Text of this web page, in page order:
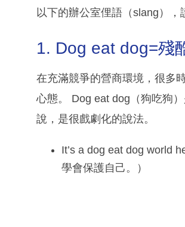
以下的辦公室俚語（slang），
1. Dog eat dog=殘
在充滿競爭的營商環境，很多
心態。 Dog eat dog（狗吃狗
說，是很戲劇化的說法。
It’s a dog eat dog world
學會保護自己。）